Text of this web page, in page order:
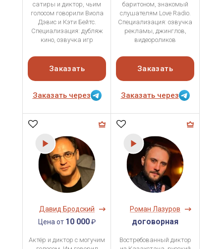
сатиры и диктор, чьим
голосом говорили Виола
Дэвис и Кэти Бейтс.
Специализация: дубляж
кино, озвучка игр
Заказать
Заказать через
баритоном, знакомый
слушателям Love Radio.
Специализация: озвучка
рекламы, джинглов,
видеороликов
Заказать
Заказать через
Давид Бродский
Цена от 10 000₽
Актёр и диктор с могучим
Роман Лазуров
договорная
Востребованный диктор